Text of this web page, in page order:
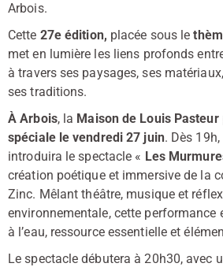
Arbois.
Cette 27e édition, placée sous le
met en lumière les liens profonds
à travers ses paysages, ses
ses traditions.
À Arbois, la Maison de Louis Pasteur
spéciale le vendredi 27 juin. Dès
introduira le spectacle « Les
création poétique et immersive de la
Zinc. Mêlant théâtre, musique et
environnementale, cette performance
à l’eau, ressource essentielle et
Le spectacle débutera à 20h30, avec